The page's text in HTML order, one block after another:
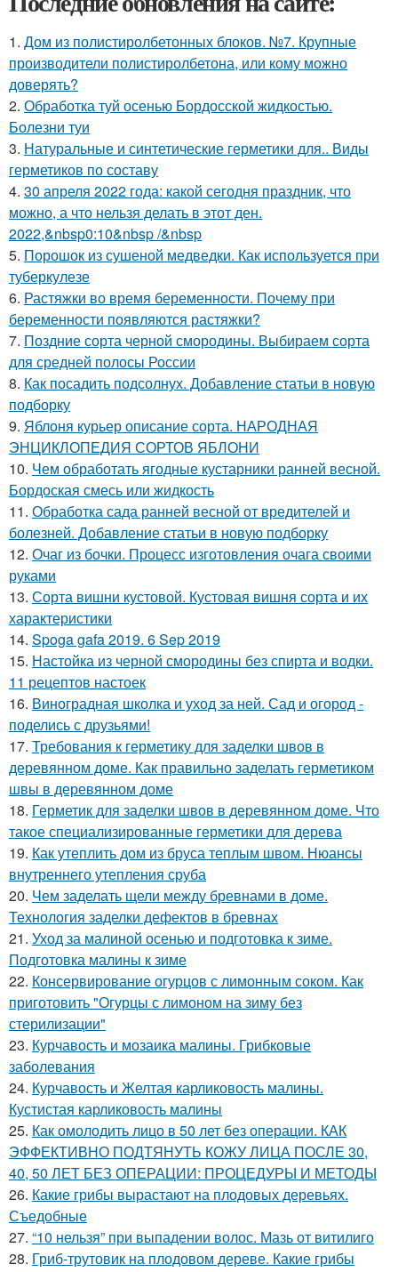
1. Дом из полистиролбетонных блоков. №7. Крупные
производители полистиролбетона, или кому можно
доверять?
2. Обработка туй осенью Бордосской жидкостью.
Болезни туи
3. Натуральные и синтетические герметики для.. Виды
герметиков по составу
4. 30 апреля 2022 года: какой сегодня праздник, что
можно, а что нельзя делать в этот ден.
2022,&nbsp0:10&nbsp /&nbsp
5. Порошок из сушеной медведки. Как используется при
туберкулезе
6. Растяжки во время беременности. Почему при
беременности появляются растяжки?
7. Поздние сорта черной смородины. Выбираем сорта
для средней полосы России
8. Как посадить подсолнух. Добавление статьи в новую
подборку
9. Яблоня курьер описание сорта. НАРОДНАЯ
ЭНЦИКЛОПЕДИЯ СОРТОВ ЯБЛОНИ
10. Чем обработать ягодные кустарники ранней весной.
Бордоская смесь или жидкость
11. Обработка сада ранней весной от вредителей и
болезней. Добавление статьи в новую подборку
12. Очаг из бочки. Процесс изготовления очага своими
руками
13. Сорта вишни кустовой. Кустовая вишня сорта и их
характеристики
14. Spoga gafa 2019. 6 Sep 2019
15. Настойка из черной смородины без спирта и водки.
11 рецептов настоек
16. Виноградная школка и уход за ней. Сад и огород -
поделись с друзьями!
17. Требования к герметику для заделки швов в
деревянном доме. Как правильно заделать герметиком
швы в деревянном доме
18. Герметик для заделки швов в деревянном доме. Что
такое специализированные герметики для дерева
19. Как утеплить дом из бруса теплым швом. Нюансы
внутреннего утепления сруба
20. Чем заделать щели между бревнами в доме.
Технология заделки дефектов в бревнах
21. Уход за малиной осенью и подготовка к зиме.
Подготовка малины к зиме
22. Консервирование огурцов с лимонным соком. Как
приготовить "Огурцы с лимоном на зиму без
стерилизации"
23. Курчавость и мозаика малины. Грибковые
заболевания
24. Курчавость и Желтая карликовость малины.
Кустистая карликовость малины
25. Как омолодить лицо в 50 лет без операции. КАК
ЭФФЕКТИВНО ПОДТЯНУТЬ КОЖУ ЛИЦА ПОСЛЕ 30,
40, 50 ЛЕТ БЕЗ ОПЕРАЦИИ: ПРОЦЕДУРЫ И МЕТОДЫ
26. Какие грибы вырастают на плодовых деревьях.
Съедобные
27. “10 нельзя” при выпадении волос. Мазь от витилиго
28. Гриб-трутовик на плодовом дереве. Какие грибы